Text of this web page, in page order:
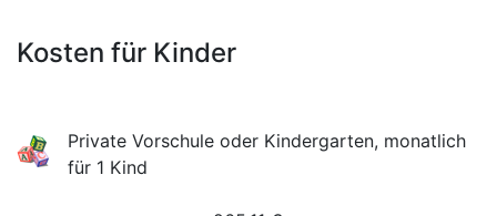
Kosten für Kinder
Private Vorschule oder Kindergarten, monatlich
für 1 Kind